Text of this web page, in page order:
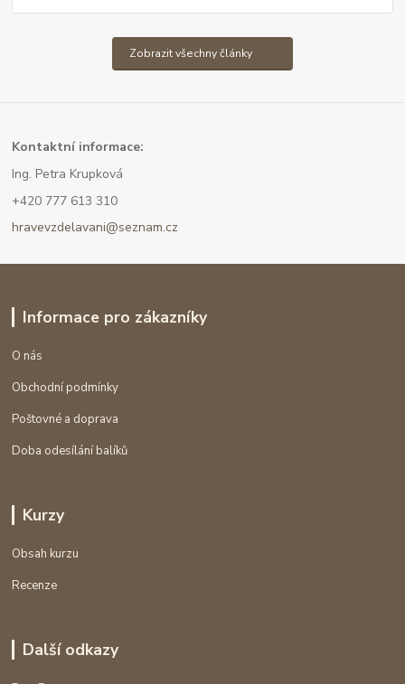
Zobrazit všechny články
Kontaktní informace:
Ing. Petra Krupková
+420 777 613 310
hravevzdelavani@seznam.cz
Informace pro zákazníky
O nás
Obchodní podmínky
Poštovné a doprava
Doba odesílání balíků
Kurzy
Obsah kurzu
Recenze
Další odkazy